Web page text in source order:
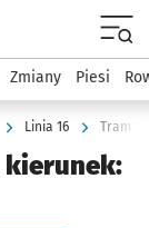
Komunikacja
Zmiany Piesi
Linia 16
kierunek: